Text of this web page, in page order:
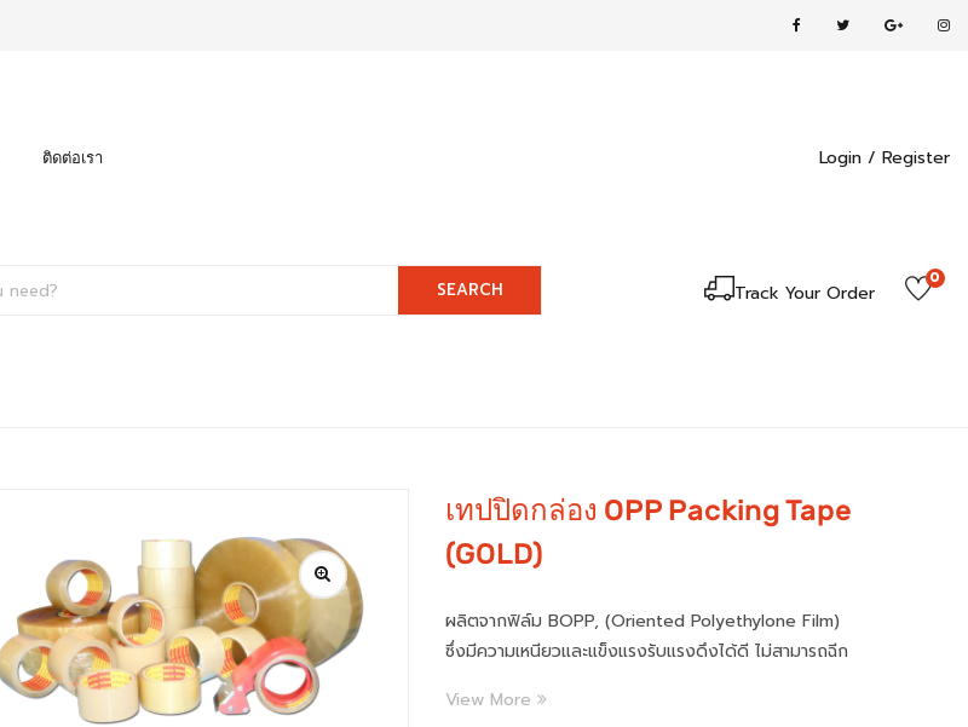
ติดต่อเรา Login / Register
SEARCH
0
Track Your Order
เทปปิดกล่อง OPP Packing Tape
(GOLD)
ผลิตจากฟิล์ม BOPP, (Oriented Polyethylone Film)
ซึ่งมีความเหนียวและแข็งแรงรับแรงดึงได้ดี ไม่สามารถฉีก
มีความเหนียวสูง ทนต่ออุณหภูมิสูงหรือต่ำได้ดีเยี่ยม มีทั้งสี
View More